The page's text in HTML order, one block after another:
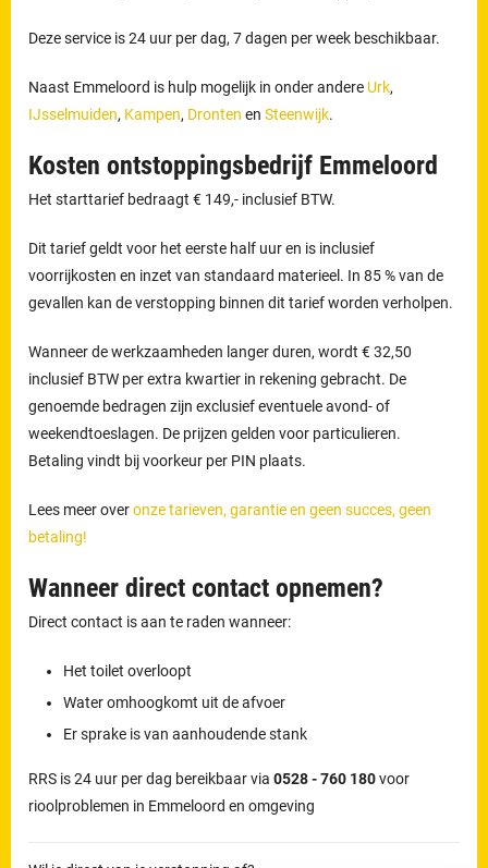
Deze service is 24 uur per dag, 7 dagen per week beschikbaar.
Naast Emmeloord is hulp mogelijk in onder andere Urk,
IJsselmuiden, Kampen, Dronten enSteenwijk.
Kosten ontstoppingsbedrijf Emmeloord
Het starttarief bedraagt € 149,- inclusief BTW.
Dit tarief geldt voor het eerste half uur en is inclusief
voorrijkosten en inzet van standaard materieel. In 85 % van de
gevallen kan de verstopping binnen dit tarief worden verholpen.
Wanneer de werkzaamheden langer duren, wordt € 32,50
inclusief BTW per extra kwartier in rekening gebracht. De
genoemde bedragen zijn exclusief eventuele avond- of
weekendtoeslagen. De prijzen gelden voor particulieren.
Betaling vindt bij voorkeur per PIN plaats.
Lees meer overonze tarieven, garantie en geen succes, geen
betaling!
Wanneer direct contact opnemen?
Direct contact is aan te raden wanneer:
Het toilet overloopt
Water omhoogkomt uit de afvoer
Er sprake is van aanhoudende stank
RRS is 24 uur per dag bereikbaar via0528 - 760 180voor
rioolproblemen in Emmeloord en omgeving